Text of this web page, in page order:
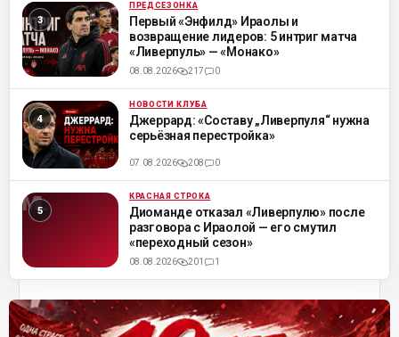
ML ПРЕДСЕЗОНКА
Первый «Энфилд» Ираолы и
возвращение лидеров: 5 интриг матча
«Ливерпуль» — «Монако»
08.08.2026 217 0
ML НОВОСТИ КЛУБА
Джеррард: «Составу „Ливерпуля“ нужна
серьёзная перестройка»
07.08.2026 208 0
ML КРАСНАЯ СТРОКА
Диоманде отказал «Ливерпулю» после
разговора с Ираолой — его смутил
«переходный сезон»
08.08.2026 201 1